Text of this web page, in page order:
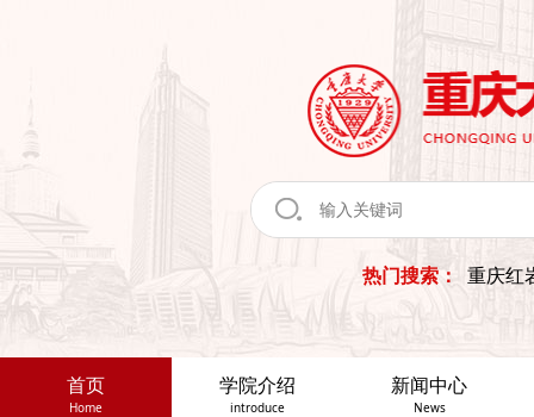
热门搜索： 重庆红
首页
Home
学院介绍
introduce
新闻中心
News